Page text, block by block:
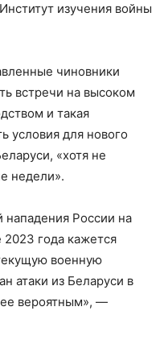
изучения войны
чиновники
встречи на высоком
и такая
условия для нового
«хотя не
недели».
России на
2023 года кажется
военную
атаки из Беларуси в
вероятным», —